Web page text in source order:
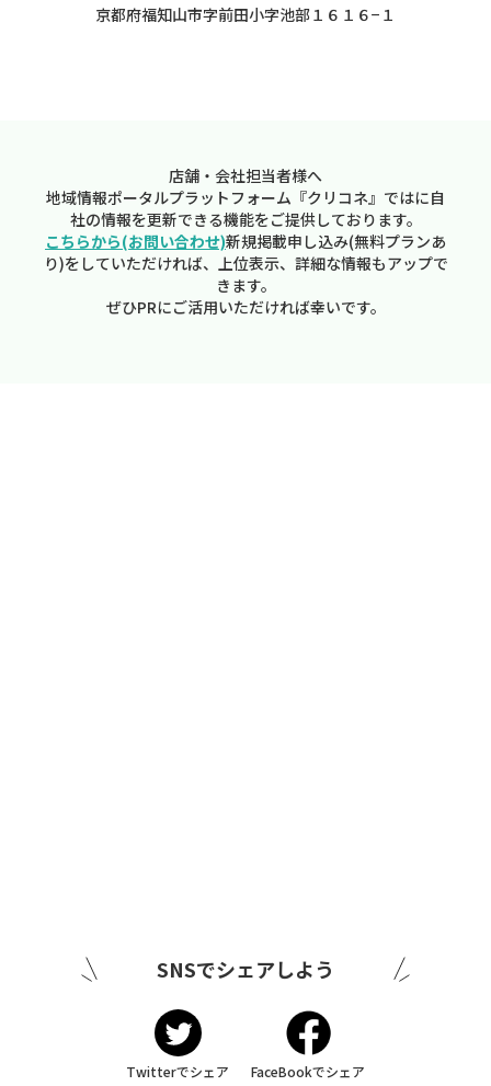
京都府福知山市字前田小字池部１６１６−１
店舗・会社担当者様へ
地域情報ポータルプラットフォーム『クリコネ』ではに自
社の情報を更新できる機能をご提供しております。
こちらから(お問い合わせ)新規掲載申し込み(無料プランあ
り)をしていただければ、上位表示、詳細な情報もアップで
きます。
ぜひPRにご活用いただければ幸いです。
SNSでシェアしよう
Twitterでシェア FaceBookでシェア